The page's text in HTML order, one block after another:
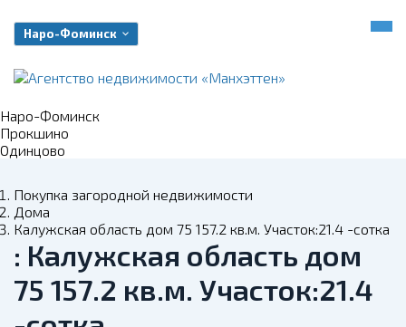
Наро-Фоминск
Наро-Фоминск
Прокшино
Одинцово
Покупка загородной недвижимости
Дома
Калужская область дом 75 157.2 кв.м. Участок:21.4 -сотка
: Калужская область дом
75 157.2 кв.м. Участок:21.4